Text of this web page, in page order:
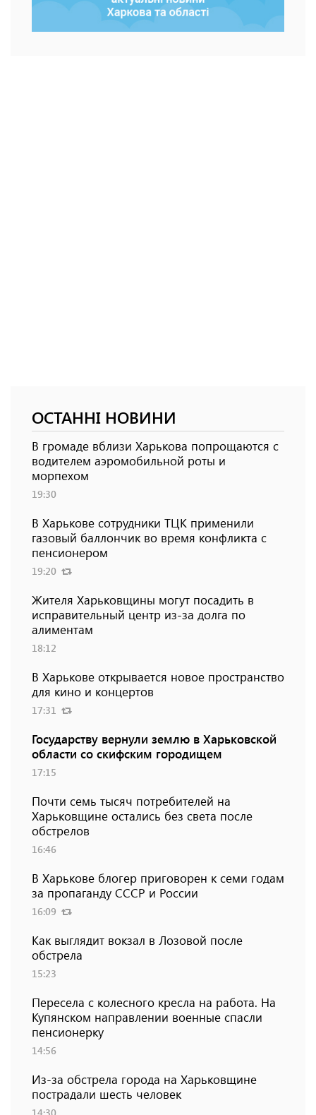
ОСТАННІ НОВИНИ
В громаде вблизи Харькова попрощаются с
водителем аэромобильной роты и
морпехом
19:30
В Харькове сотрудники ТЦК применили
газовый баллончик во время конфликта с
пенсионером
19:20
Жителя Харьковщины могут посадить в
исправительный центр из-за долга по
алиментам
18:12
В Харькове открывается новое пространство
для кино и концертов
17:31
Государству вернули землю в Харьковской
области со скифским городищем
17:15
Почти семь тысяч потребителей на
Харьковщине остались без света после
обстрелов
16:46
В Харькове блогер приговорен к семи годам
за пропаганду СССР и России
16:09
Как выглядит вокзал в Лозовой после
обстрела
15:23
Пересела с колесного кресла на работа. На
Купянском направлении военные спасли
пенсионерку
14:56
Из-за обстрела города на Харьковщине
пострадали шесть человек